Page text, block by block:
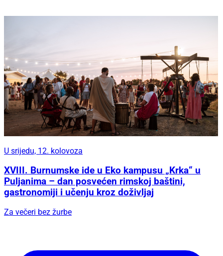
U srijedu, 12. kolovoza
XVIII. Burnumske ide u Eko kampusu „Krka“ u
Puljanima – dan posvećen rimskoj baštini,
gastronomiji i učenju kroz doživljaj
Za večeri bez žurbe